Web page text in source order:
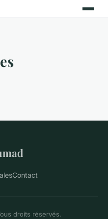
Contact
droits réservés.